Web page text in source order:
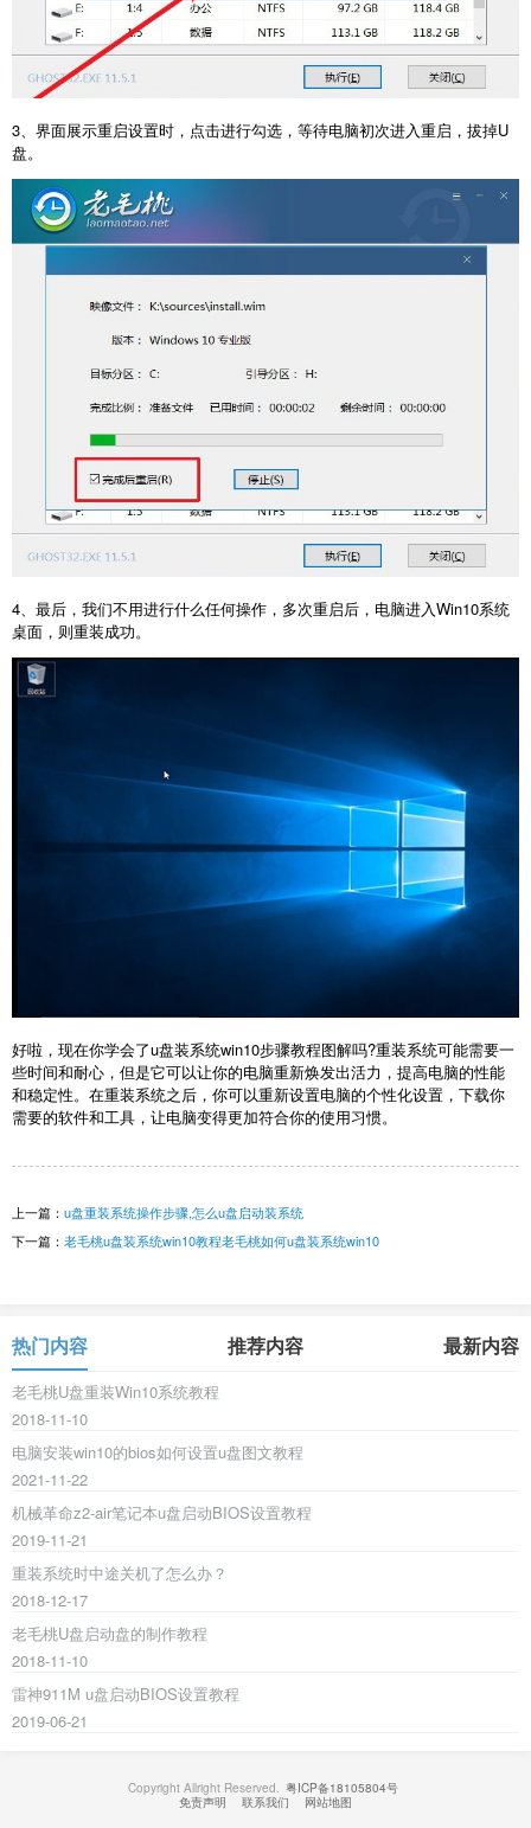
3、界面展示重启设置时，点击进行勾选，等待电脑初次进入重启，拔掉U
盘。
4、最后，我们不用进行什么任何操作，多次重启后，电脑进入Win10系统
桌面，则重装成功。
好啦，现在你学会了u盘装系统win10步骤教程图解吗?重装系统可能需要一
些时间和耐心，但是它可以让你的电脑重新焕发出活力，提高电脑的性能
和稳定性。在重装系统之后，你可以重新设置电脑的个性化设置，下载你
需要的软件和工具，让电脑变得更加符合你的使用习惯。
上一篇： u盘重装系统操作步骤,怎么u盘启动装系统
下一篇： 老毛桃u盘装系统win10教程老毛桃如何u盘装系统win10
热门内容 推荐内容 最新内容
老毛桃U盘重装Win10系统教程
2018-11-10
电脑安装win10的bios如何设置u盘图文教程
2021-11-22
机械革命z2-air笔记本u盘启动BIOS设置教程
2019-11-21
重装系统时中途关机了怎么办？
2018-12-17
老毛桃U盘启动盘的制作教程
2018-11-10
雷神911M u盘启动BIOS设置教程
2019-06-21
Copyright Allright Reserved.
粤ICP备18105804号
免责声明
联系我们 网站地图